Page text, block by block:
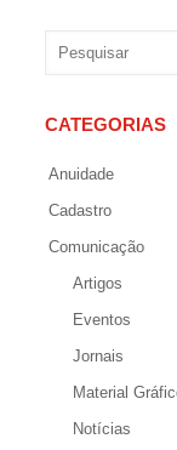
CATEGORIAS
Anuidade
Cadastro
Comunicação
Artigos
Eventos
Jornais
Material
Notícias